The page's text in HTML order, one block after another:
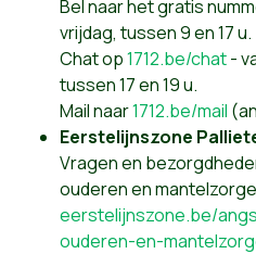
Bel naar het gratis
vrijdag, tussen 9 en 17 u.
Chat op1712.be/chat-
tussen 17 en 19 u.
Mail naar1712.be/mail
Eerstelijnszone
Vragen en
ouderen en
eerstelijnszone.be/
ouderen-en-